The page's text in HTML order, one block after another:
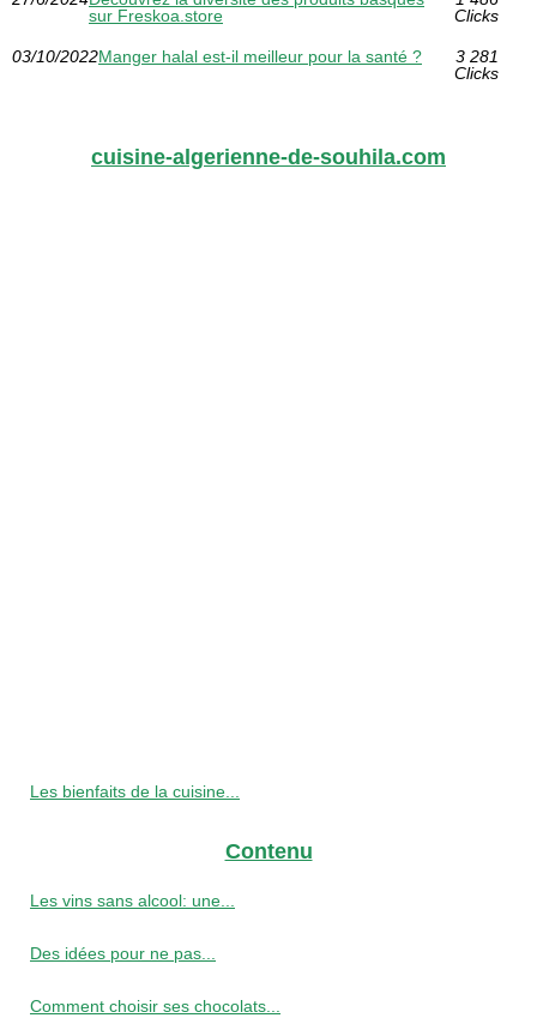
sur Freskoa.store
Clicks
03/10/2022Manger halal est-il meilleur pour la santé ?
3 281
Clicks
cuisine-algerienne-de-souhila.com
Les bienfaits de la cuisine...
Contenu
Les vins sans alcool: une...
Des idées pour ne pas...
Comment choisir ses chocolats...